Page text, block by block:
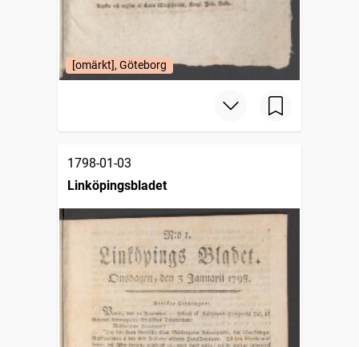
[omärkt], Göteborg
1798-01-03
Linköpingsbladet